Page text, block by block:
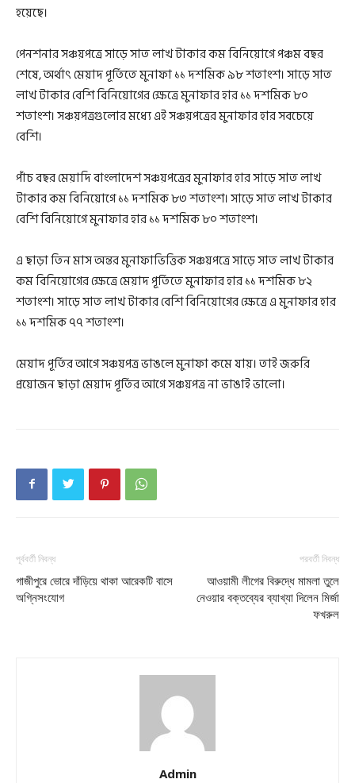
হয়েছে।
পেনশনার সঞ্চয়পত্রে সাড়ে সাত লাখ টাকার কম বিনিয়োগে পঞ্চম বছর
শেষে, অর্থাৎ মেয়াদ পূর্তিতে মুনাফা ১১ দশমিক ৯৮ শতাংশ। সাড়ে সাত
লাখ টাকার বেশি বিনিয়োগের ক্ষেত্রে মুনাফার হার ১১ দশমিক ৮০
শতাংশ। সঞ্চয়পত্রগুলোর মধ্যে এই সঞ্চয়পত্রের মুনাফার হার সবচেয়ে
বেশি।
পাঁচ বছর মেয়াদি বাংলাদেশ সঞ্চয়পত্রের মুনাফার হার সাড়ে সাত লাখ
টাকার কম বিনিয়োগে ১১ দশমিক ৮৩ শতাংশ। সাড়ে সাত লাখ টাকার
বেশি বিনিয়োগে মুনাফার হার ১১ দশমিক ৮০ শতাংশ।
এ ছাড়া তিন মাস অন্তর মুনাফাভিত্তিক সঞ্চয়পত্রে সাড়ে সাত লাখ টাকার
কম বিনিয়োগের ক্ষেত্রে মেয়াদ পূর্তিতে মুনাফার হার ১১ দশমিক ৮২
শতাংশ। সাড়ে সাত লাখ টাকার বেশি বিনিয়োগের ক্ষেত্রে এ মুনাফার হার
১১ দশমিক ৭৭ শতাংশ।
মেয়াদ পূর্তির আগে সঞ্চয়পত্র ভাঙলে মুনাফা কমে যায়। তাই জরুরি
প্রয়োজন ছাড়া মেয়াদ পূর্তির আগে সঞ্চয়পত্র না ভাঙাই ভালো।
পূর্ববর্তী নিবন্ধ
গাজীপুরে ভোরে দাঁড়িয়ে থাকা আরেকটি বাসে
অগ্নিসংযোগ
পরবর্তী নিবন্ধ
আওয়ামী লীগের বিরুদ্ধে মামলা তুলে
নেওয়ার বক্তব্যের ব্যাখ্যা দিলেন মির্জা
ফখরুল
Admin